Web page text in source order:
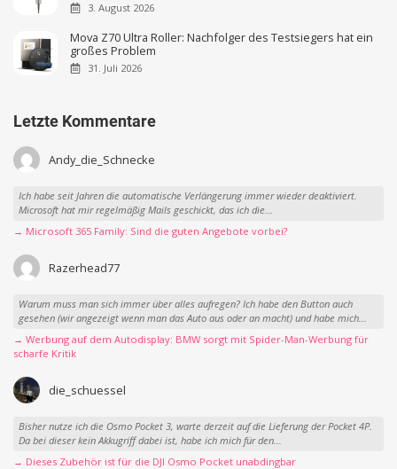
3. August 2026
Mova Z70 Ultra Roller: Nachfolger des Testsiegers hat ein
großes Problem
31. Juli 2026
Letzte Kommentare
Andy_die_Schnecke
Ich habe seit Jahren die automatische Verlängerung immer wieder deaktiviert.
Microsoft hat mir regelmäßig Mails geschickt, das ich die...
→ Microsoft 365 Family: Sind die guten Angebote vorbei?
Razerhead77
Warum muss man sich immer über alles aufregen? Ich habe den Button auch
gesehen (wir angezeigt wenn man das Auto aus oder an macht) und habe mich...
→ Werbung auf dem Autodisplay: BMW sorgt mit Spider-Man-Werbung für
scharfe Kritik
die_schuessel
Bisher nutze ich die Osmo Pocket 3, warte derzeit auf die Lieferung der Pocket 4P.
Da bei dieser kein Akkugriff dabei ist, habe ich mich für den...
→ Dieses Zubehör ist für die DJI Osmo Pocket unabdingbar